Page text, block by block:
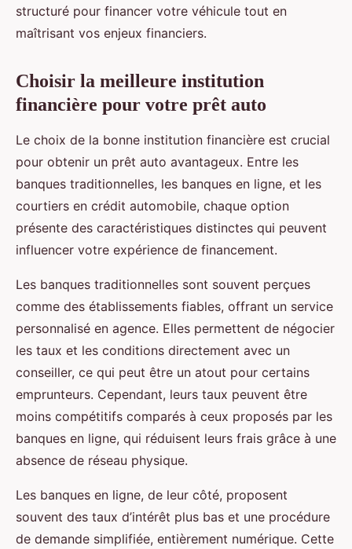
structuré pour financer votre véhicule tout en
maîtrisant vos enjeux financiers.
Choisir la meilleure institution
financière pour votre prêt auto
Le choix de la bonne institution financière est crucial
pour obtenir un prêt auto avantageux. Entre les
banques traditionnelles, les banques en ligne, et les
courtiers en crédit automobile, chaque option
présente des caractéristiques distinctes qui peuvent
influencer votre expérience de financement.
Les banques traditionnelles sont souvent perçues
comme des établissements fiables, offrant un service
personnalisé en agence. Elles permettent de négocier
les taux et les conditions directement avec un
conseiller, ce qui peut être un atout pour certains
emprunteurs. Cependant, leurs taux peuvent être
moins compétitifs comparés à ceux proposés par les
banques en ligne, qui réduisent leurs frais grâce à une
absence de réseau physique.
Les banques en ligne, de leur côté, proposent
souvent des taux d’intérêt plus bas et une procédure
de demande simplifiée, entièrement numérique. Cette